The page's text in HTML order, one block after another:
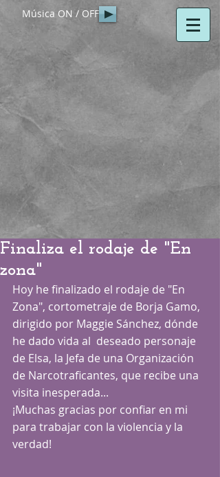
Música ON / OFF
Finaliza el rodaje de "En
zona"
Hoy he finalizado el rodaje de "En
Zona", cortometraje de Borja Gamo,
dirigido por Maggie Sánchez, dónde
he dado vida al  deseado personaje
de Elsa, la Jefa de una Organización
de Narcotraficantes, que recibe una
visita inesperada...
¡Muchas gracias por confiar en mi
para trabajar con la violencia y la
verdad!